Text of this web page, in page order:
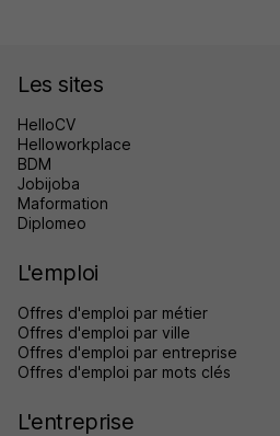
Les sites
HelloCV
Helloworkplace
BDM
Jobijoba
Maformation
Diplomeo
L'emploi
Offres d'emploi par métier
Offres d'emploi par ville
Offres d'emploi par entreprise
Offres d'emploi par mots clés
L'entreprise